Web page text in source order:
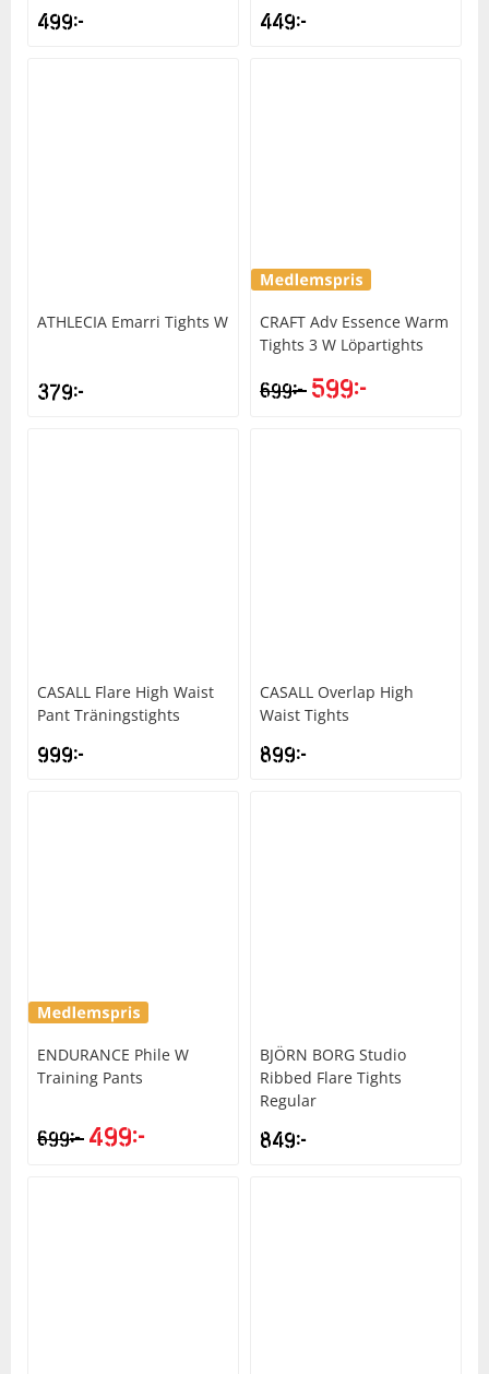
499kr 449kr
ATHLECIA Emarri Tights W
379kr
CRAFT Adv Essence Warm
Tights 3 W Löpartights
699kr 599kr
CASALL Flare High Waist
Pant Träningstights
999kr
CASALL Overlap High
Waist Tights
899kr
ENDURANCE Phile W
Training Pants
699kr 499kr
BJÖRN BORG Studio
Ribbed Flare Tights
Regular
849kr